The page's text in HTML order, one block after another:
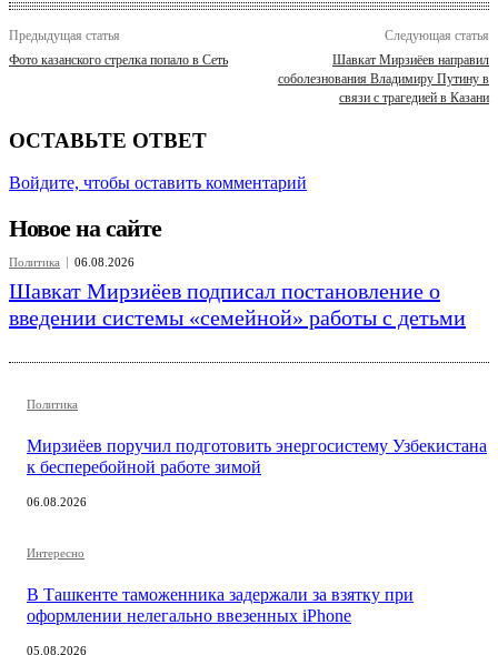
Предыдущая статья
Фото казанского стрелка попало в Сеть
Следующая статья
Шавкат Мирзиёев направил
соболезнования Владимиру Путину в
связи с трагедией в Казани
ОСТАВЬТЕ ОТВЕТ
Войдите, чтобы оставить комментарий
Новое на сайте
Политика 06.08.2026
Шавкат Мирзиёев подписал постановление о
введении системы «семейной» работы с детьми
Политика
Мирзиёев поручил подготовить энергосистему Узбекистана
к бесперебойной работе зимой
06.08.2026
Интересно
В Ташкенте таможенника задержали за взятку при
оформлении нелегально ввезенных iPhone
05.08.2026